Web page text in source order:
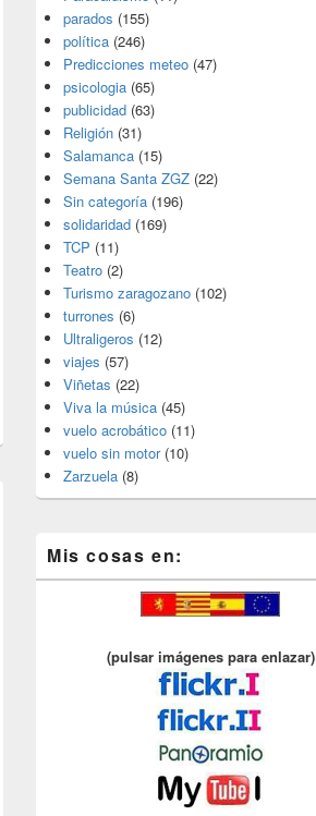
parados (155)
política (246)
Predicciones meteo (47)
psicologia (65)
publicidad (63)
Religión (31)
Salamanca (15)
Semana Santa ZGZ (22)
Sin categoría (196)
solidaridad (169)
TCP (11)
Teatro (2)
Turismo zaragozano (102)
turrones (6)
Ultraligeros (12)
viajes (57)
Viñetas (22)
Viva la música (45)
vuelo acrobático (11)
vuelo sin motor(10)
Zarzuela (8)
Mis cosas en:
(pulsar imágenes para enlazar)